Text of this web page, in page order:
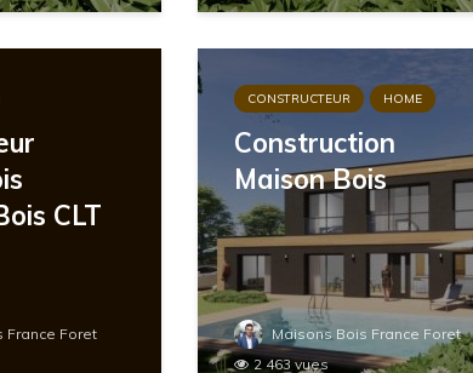
CLT
France Foret
CONSTRUCTEUR HOME
Construction
Maison Bois
Maisons Bois France Foret
2 463 vues